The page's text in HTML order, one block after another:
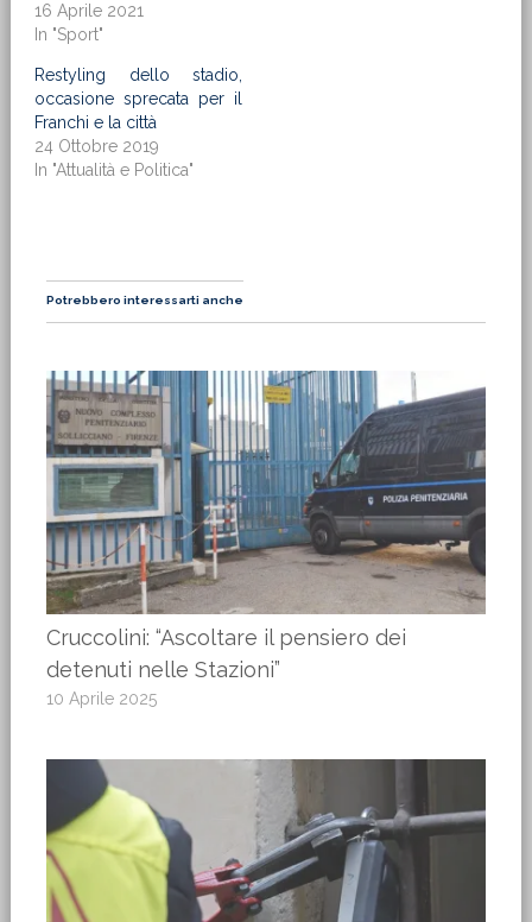
16 Aprile 2021
In "Sport"
Restyling dello stadio,
occasione sprecata per il
Franchi e la città
24 Ottobre 2019
In "Attualità e Politica"
Potrebbero interessarti anche
Cruccolini: “Ascoltare il pensiero dei
detenuti nelle Stazioni”
10 Aprile 2025